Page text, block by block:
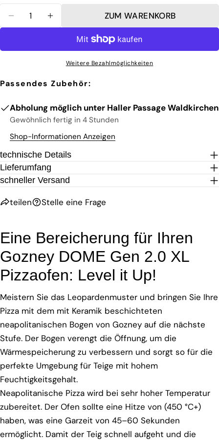
MENGE FÜR DOME XL GEN 2.0
MENGE FÜR DOME XL GEN 2.0
ZUM WARENKORB
Weitere Bezahlmöglichkeiten
Passendes Zubehör:
Abholung möglich unter Haller Passage Waldkirchen
Gewöhnlich fertig in 4 Stunden
Shop-Informationen Anzeigen
technische Details
Lieferumfang
schneller Versand
teilen
teilen
Auf
teilen
Stelle eine Frage
Ihre
Nachricht
Die mit * gekennzeichneten Felder sind
Eine Bereicherung für Ihren
Gozney DOME Gen 2.0 XL
Pizzaofen: Level it Up!
Meistern Sie das Leopardenmuster und bringen Sie Ihre
Pizza mit dem mit Keramik beschichteten
neapolitanischen Bogen von Gozney auf die nächste
Stufe. Der Bogen verengt die Öffnung, um die
Wärmespeicherung zu verbessern und sorgt so für die
perfekte Umgebung für Teige mit hohem
Feuchtigkeitsgehalt.
Neapolitanische Pizza wird bei sehr hoher Temperatur
zubereitet. Der Ofen sollte eine Hitze von (450 °C+)
haben, was eine Garzeit von 45–60 Sekunden
ermöglicht. Damit der Teig schnell aufgeht und die